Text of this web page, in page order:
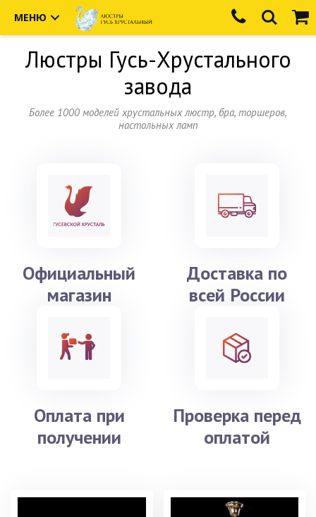
МЕНЮ
Люстры Гусь-Хрустального
завода
Более 1000 моделей хрустальных люстр, бра, торшеров,
настольных ламп
Официальный
магазин
Доставка по
всей России
Оплата при
получении
Проверка перед
оплатой